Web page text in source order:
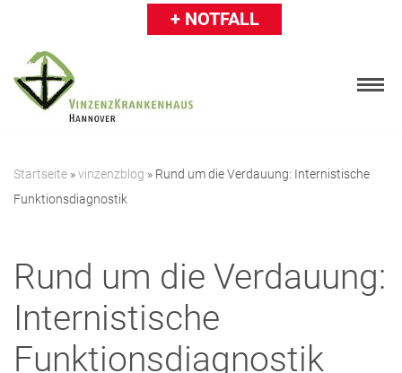
springen
+ NOTFALL
Ärzte & Einweiser
Über uns
Startseite »vinzenzblog » Rund um die Verdauung: Internistische
Funktionsdiagnostik
Rund um die Verdauung:
Internistische
Funktionsdiagnostik